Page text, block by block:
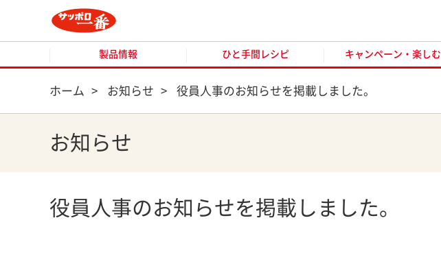
製品情報 ひと手間レシピ キャンペーン・楽しむ
ホーム > お知らせ > 役員人事のお知らせを掲載しました。
お知らせ
役員人事のお知らせを掲載しました。